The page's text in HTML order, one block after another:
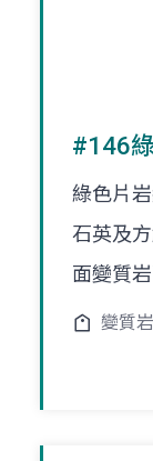
#146
綠色片
石英及
面變質岩
變質岩